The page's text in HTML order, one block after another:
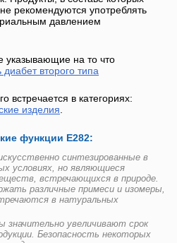
, не рекомендуются употреблять
давлением
указывающие на то что
второго типа
встречается в категориях:
изделия
функции Е282:
синтезированные в
условиях, но являющиеся
встречающихся в природе.
различные примеси и изомеры,
в натуральных
значительно увеличивают срок
Безопасность некоторых